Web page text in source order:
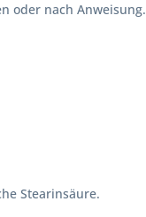
oder nach Anweisung.
Stearinsäure.